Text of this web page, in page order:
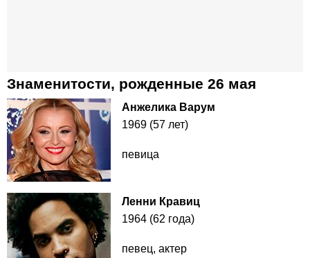
Знаменитости, рожденные 26 мая
Анжелика Варум
1969 (57 лет)
певица
Ленни Кравиц
1964 (62 года)
певец, актер